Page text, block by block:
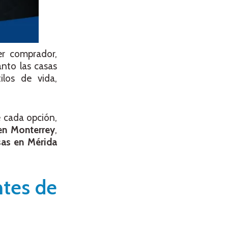
comprador,
las casas
de vida,
opción,
Monterrey,
en Mérida
de